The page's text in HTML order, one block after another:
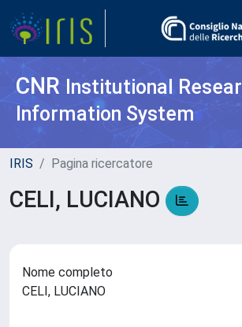
CNR Institutional
Information System
IRIS Pagina ricercatore
CELI, LUCIANO
Nome completo
CELI, LUCIANO